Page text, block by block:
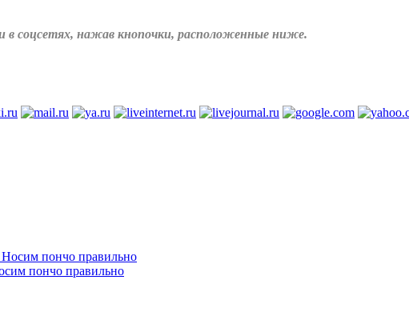
в соцсетях, нажав кнопочки, расположенные ниже.
пончо правильно